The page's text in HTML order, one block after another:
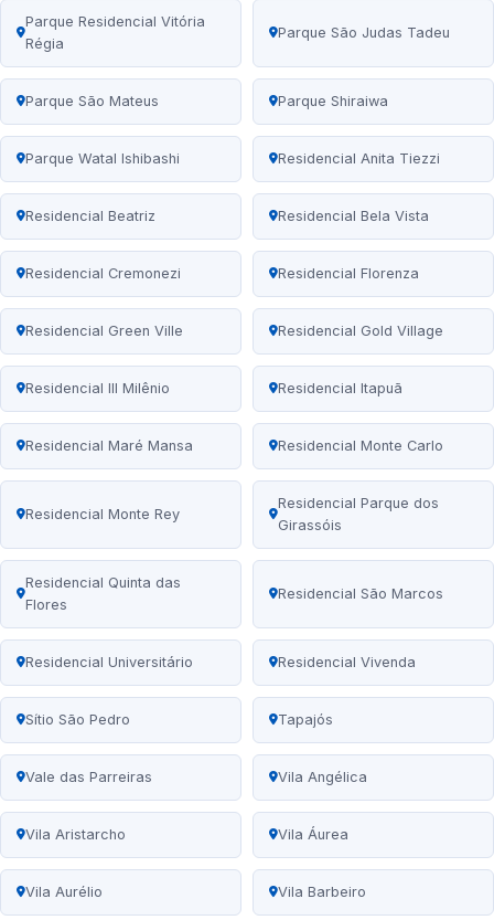
Parque Residencial Vitória
Régia
Parque São Judas Tadeu
Parque São Mateus Parque Shiraiwa
Parque Watal Ishibashi Residencial Anita Tiezzi
Residencial Beatriz Residencial Bela Vista
Residencial Cremonezi Residencial Florenza
Residencial Green Ville Residencial Gold Village
Residencial III Milênio Residencial Itapuã
Residencial Maré Mansa Residencial Monte Carlo
Residencial Monte Rey
Residencial Parque dos
Girassóis
Residencial Quinta das
Flores
Residencial São Marcos
Residencial Universitário Residencial Vivenda
Sítio São Pedro Tapajós
Vale das Parreiras Vila Angélica
Vila Aristarcho Vila Áurea
Vila Aurélio Vila Barbeiro